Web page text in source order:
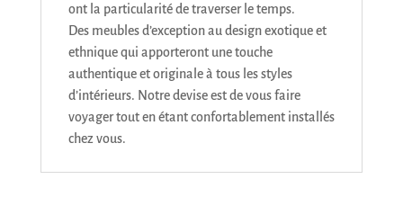
ont la particularité de traverser le temps.
Des meubles d’exception au design exotique et
ethnique qui apporteront une touche
authentique et originale à tous les styles
d’intérieurs. Notre devise est de vous faire
voyager tout en étant confortablement installés
chez vous.